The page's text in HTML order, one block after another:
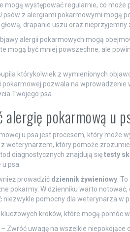
mogą występować regularnie, co
psów z alergiami pokarmowymi mogą
drapanie uszu oraz nieprzyjemny
alergii pokarmowych mogą
mogą być mniej powszechne, ale
którykolwiek z wymienionych
pozwala na wprowadzenie
Twojego psa.
alergię pokarmową u
u psa jest procesem, który może
weterynarzem, który pomoże
diagnostycznych znajdują siętesty
psa.
prowadzić dziennik żywieniowy.
pokarmy. W dzienniku warto notować,
niezwykle pomocny dla weterynarza w
kroków, które mogą pomóc
Zwróć uwagę na wszelkie niepokojące